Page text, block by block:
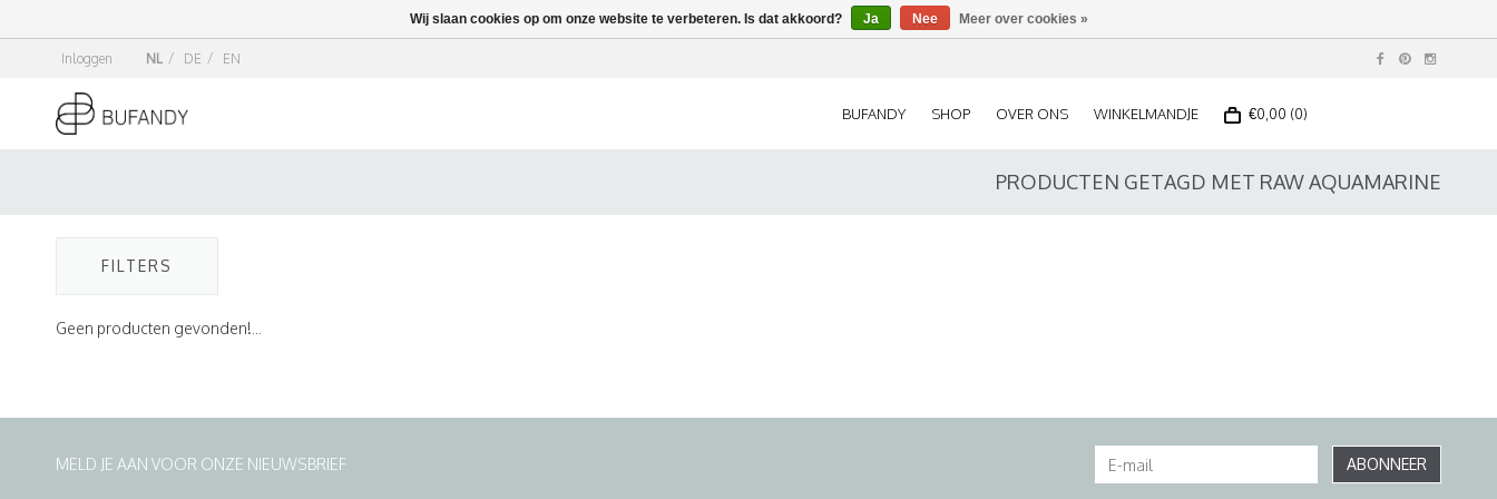
Inloggen NL / DE / EN
BUFANDY SHOP OVER ONS WINKELMANDJE €0,00 (0)
PRODUCTEN GETAGD MET RAW AQUAMARINE
FILTERS
Geen producten gevonden!...
MELD JE AAN VOOR ONZE NIEUWSBRIEF ABONNEER
Wij slaan cookies op om onze website te verbeteren. Is dat akkoord? Ja Nee Meer over cookies »